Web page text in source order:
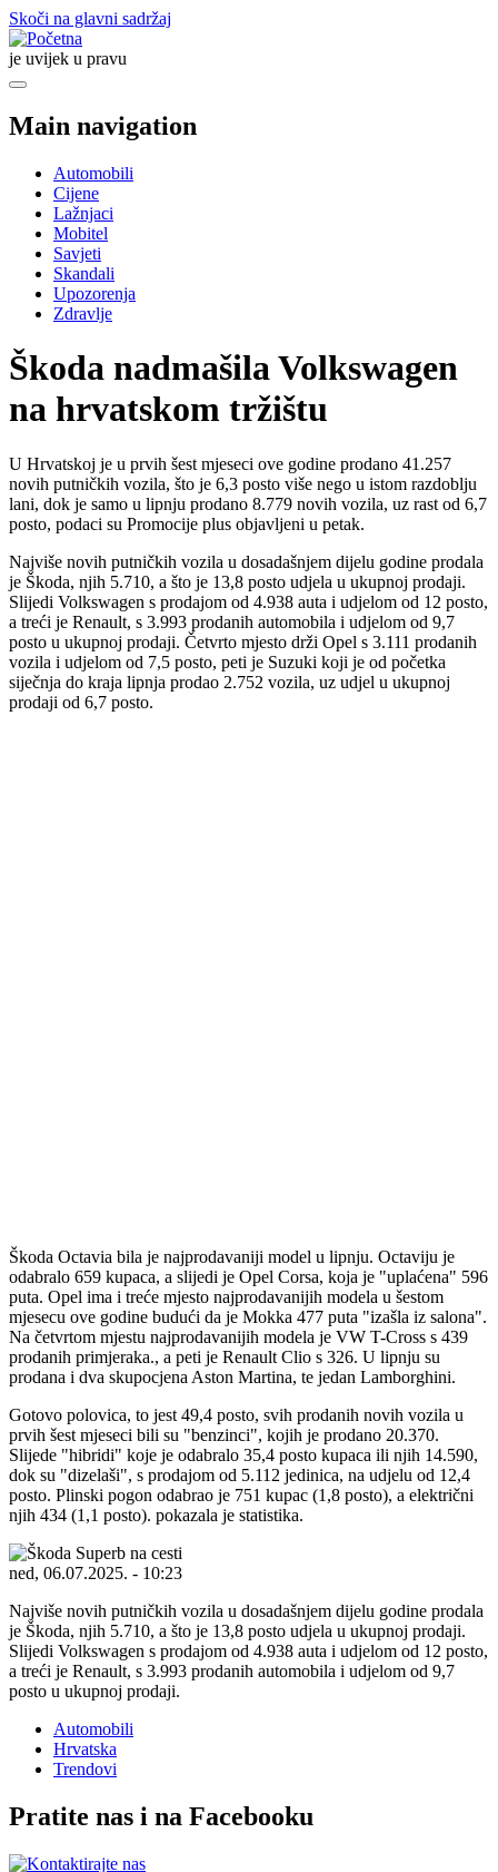
Skoči na glavni sadržaj
je uvijek u pravu
Main navigation
Automobili
Cijene
Lažnjaci
Mobitel
Savjeti
Skandali
Upozorenja
Zdravlje
Škoda nadmašila Volkswagen
na hrvatskom tržištu
U Hrvatskoj je u prvih šest mjeseci ove godine prodano 41.257
novih putničkih vozila, što je 6,3 posto više nego u istom razdoblju
lani, dok je samo u lipnju prodano 8.779 novih vozila, uz rast od 6,7
posto, podaci su Promocije plus objavljeni u petak.
Najviše novih putničkih vozila u dosadašnjem dijelu godine prodala
je Škoda, njih 5.710, a što je 13,8 posto udjela u ukupnoj prodaji.
Slijedi Volkswagen s prodajom od 4.938 auta i udjelom od 12 posto,
a treći je Renault, s 3.993 prodanih automobila i udjelom od 9,7
posto u ukupnoj prodaji. Četvrto mjesto drži Opel s 3.111 prodanih
vozila i udjelom od 7,5 posto, peti je Suzuki koji je od početka
siječnja do kraja lipnja prodao 2.752 vozila, uz udjel u ukupnoj
prodaji od 6,7 posto.
Škoda Octavia bila je najprodavaniji model u lipnju. Octaviju je
odabralo 659 kupaca, a slijedi je Opel Corsa, koja je "uplaćena" 596
puta. Opel ima i treće mjesto najprodavanijih modela u šestom
mjesecu ove godine budući da je Mokka 477 puta "izašla iz salona".
Na četvrtom mjestu najprodavanijih modela je VW T-Cross s 439
prodanih primjeraka., a peti je Renault Clio s 326. U lipnju su
prodana i dva skupocjena Aston Martina, te jedan Lamborghini.
Gotovo polovica, to jest 49,4 posto, svih prodanih novih vozila u
prvih šest mjeseci bili su "benzinci", kojih je prodano 20.370.
Slijede "hibridi" koje je odabralo 35,4 posto kupaca ili njih 14.590,
dok su "dizelaši", s prodajom od 5.112 jedinica, na udjelu od 12,4
posto. Plinski pogon odabrao je 751 kupac (1,8 posto), a električni
njih 434 (1,1 posto). pokazala je statistika.
ned, 06.07.2025. - 10:23
Najviše novih putničkih vozila u dosadašnjem dijelu godine prodala
je Škoda, njih 5.710, a što je 13,8 posto udjela u ukupnoj prodaji.
Slijedi Volkswagen s prodajom od 4.938 auta i udjelom od 12 posto,
a treći je Renault, s 3.993 prodanih automobila i udjelom od 9,7
posto u ukupnoj prodaji.
Automobili
Hrvatska
Trendovi
Pratite nas i na Facebooku